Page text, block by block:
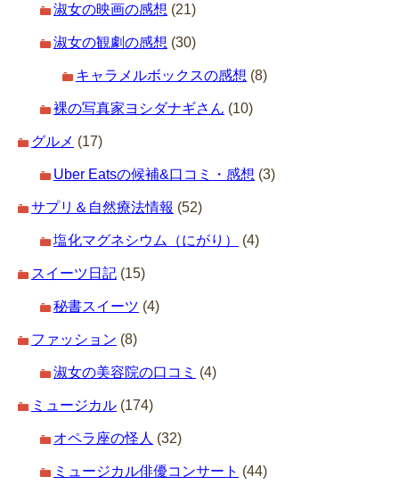
淑女の映画の感想 (21)
淑女の観劇の感想 (30)
キャラメルボックスの感想 (8)
裸の写真家ヨシダナギさん (10)
グルメ (17)
Uber Eatsの候補&口コミ・感想 (3)
サプリ＆自然療法情報 (52)
塩化マグネシウム（にがり） (4)
スイーツ日記 (15)
秘書スイーツ (4)
ファッション (8)
淑女の美容院の口コミ (4)
ミュージカル (174)
オペラ座の怪人 (32)
ミュージカル俳優コンサート (44)